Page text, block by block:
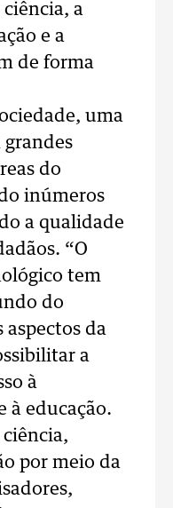
a
e a
de forma
uma
do
inúmeros
a qualidade
“O
tem
do
aspectos da
a
à
à educação.
ciência,
por meio da